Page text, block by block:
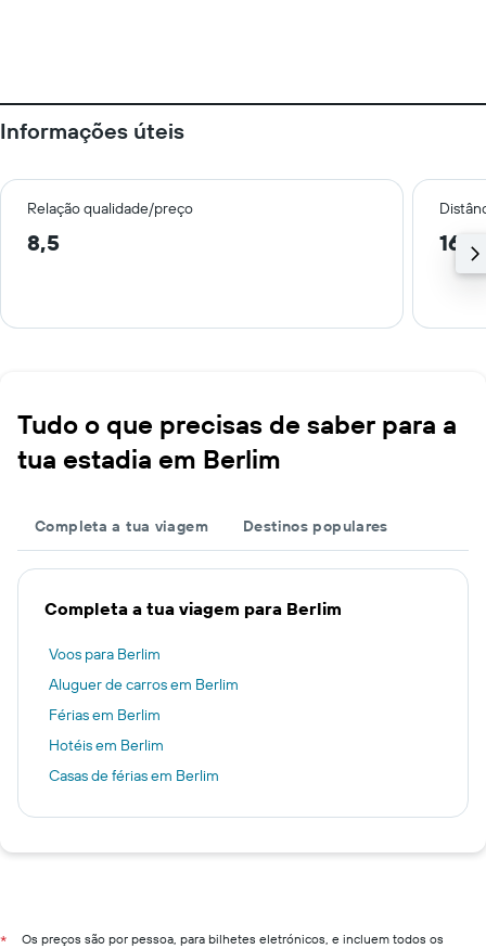
Informações úteis
Relação qualidade/preço
8,5
Tudo o que precisas de saber para a
tua estadia em Berlim
Completa a tua viagem Destinos populares
Completa a tua viagem para Berlim
Voos para Berlim
Aluguer de carros em Berlim
Férias em Berlim
Hotéis em Berlim
Casas de férias em Berlim
*
Os preços são por pessoa, para bilhetes eletrónicos, e incluem todos os